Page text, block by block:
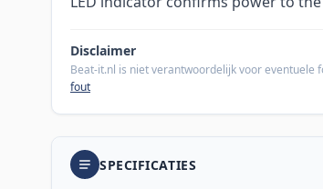
Disclaimer
Beat-it.nl is niet verantwoordelijk voor eventuele
fout
SPECIFICATIES